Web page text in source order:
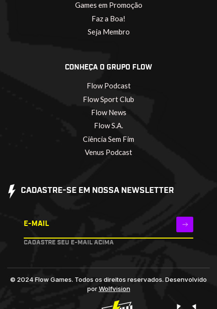
Games em Promoção
Faz a Boa!
Seja Membro
CONHEÇA O GRUPO FLOW
Flow Podcast
Flow Sport Club
Flow News
Flow S.A.
Ciência Sem Fim
Venus Podcast
CADASTRE-SE EM NOSSA NEWSLETTER
E-MAIL
CADASTRE SEU E-MAIL ACIMA
© 2024 Flow Games. Todos os direitos reservados. Desenvolvido
porWolfvision